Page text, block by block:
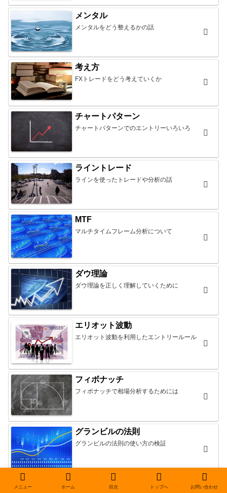
メンタル
メンタルをどう整えるかの話
考え方
FXトレードをどう考えていくか
チャートパターン
チャートパターンでのエントリーいろいろ
ライントレード
ラインを使ったトレードや分析の話
MTF
マルチタイムフレーム分析について
ダウ理論
ダウ理論を正しく理解していくために
エリオット波動
エリオット波動を利用したエントリールール
フィボナッチ
フィボナッチで相場分析するためには
グランビルの法則
グランビルの法則の使い方の検証
テクニカル指標
メニュー ホーム 目次 トップへ お問い合わせ